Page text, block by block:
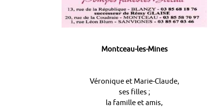
Montceau-les-Mines
Véronique et Marie-Claude,
ses filles ;
la famille et amis,